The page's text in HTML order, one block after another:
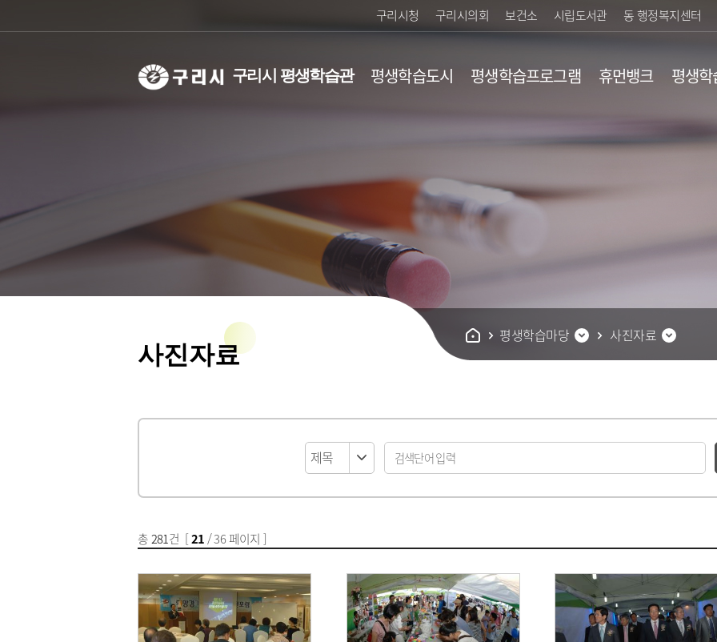
구리시청 구리시의회 보건소 시립도서관 동 행정복지센터
구리시 평생학습관 평생학습도시
연혁
오시는길
비전
성과공유
직원안내
평생교육 기관안내
평생학습지도
평생학습프로그램
교육대상별 분류
휴먼뱅크
학습동아리실 대관
등록현황/검색
우리동네학습공간
강사은행제란?
등록
평생
축제소개
평생학습마당 사진자료
사진자료
총281건 [21 / 36 페이지 ]